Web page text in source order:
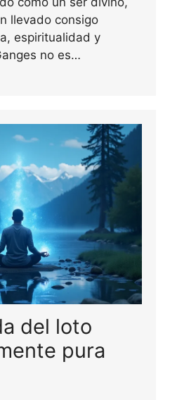
llevado consigo
espiritualidad y
no es…
del loto
pura